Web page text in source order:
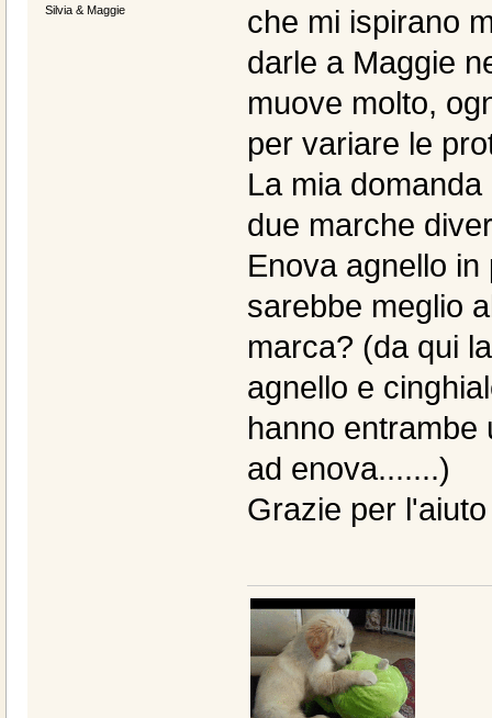
Silvia & Maggie
che mi ispirano
darle a Maggie
muove molto,
per variare le
La mia
due marche
Enova agnello
sarebbe meglio
marca? (da qui
agnello e
hanno entrambe
ad enova.......)
Grazie per l'aiuto